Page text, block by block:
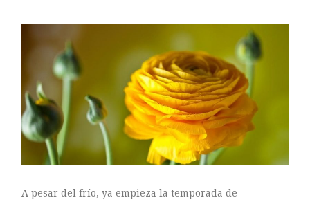
Ricard
A pesar del frío, ya empieza la temporada de